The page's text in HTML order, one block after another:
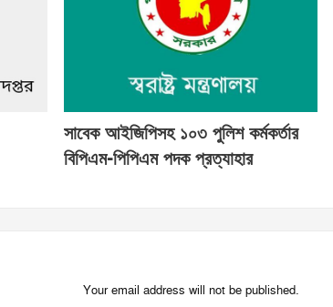
সাবেক আইজিপিসহ ১০৩ পুলিশ কর্মকর্তার
বিপিএম-পিপিএম পদক প্রত্যাহার
Your email address will not be published.